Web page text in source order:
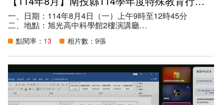
一、日期：114年8月4日（一）上午9時至12時45分
二、地點：旭光高中科學館2樓演講廳
四、參加資格：本縣轄下高級中等以下學校，請指派特教業
務承辦人1人出席（如是新任特教業務承辦人請務必出
席）。
五、目的：
（一）推展本縣各項特殊教育行政工作業務，促進本縣特殊
教育發展。
（二）協助各校辦理各項特殊教育業務行政工作，落實各項
點閱率： 13 相片數：9張